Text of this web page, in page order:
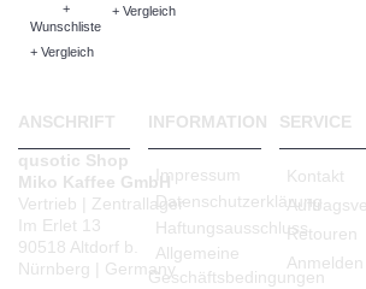
+
Wunschliste
+ Vergleich
+ Vergleich
ANSCHRIFT
qusotic Shop
Miko Kaffee GmbH
Vertrieb | Zentrallager
Im Erlet 13
90518 Altdorf b.
Nürnberg | Germany
INFORMATION
Impressum
Datenschutzerklärung
Haftungsausschluss
Allgemeine
Geschäftsbedingungen
SERVICE
Kontakt
Retouren
Anmelden